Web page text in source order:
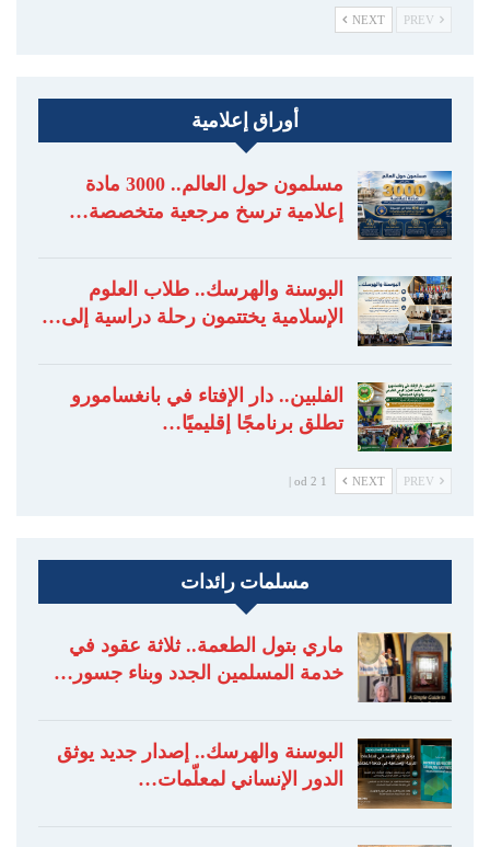
NEXT
أوراق إعلامية
مسلمون حول العالم.. 3000 مادة
إعلامية ترسخ مرجعية متخصصة…
البوسنة والهرسك.. طلاب العلوم
الإسلامية يختتمون رحلة دراسية إلى…
الفلبين.. دار الإفتاء في بانغسامورو
تطلق برنامجًا إقليميًا…
NEXT
1 od 2 |
مسلمات رائدات
ماري بتول الطعمة.. ثلاثة عقود في
خدمة المسلمين الجدد وبناء جسور…
البوسنة والهرسك.. إصدار جديد يوثق
الدور الإنساني لمعلّمات…